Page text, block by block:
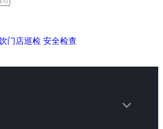
门店巡检 安全检查